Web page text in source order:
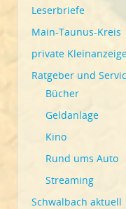
Leserbriefe
Main-Taunus-Kreis
private
Ratgeber und
Bücher
Geldanlage
Kino
Rund ums Auto
Streaming
Schwalbach aktuell